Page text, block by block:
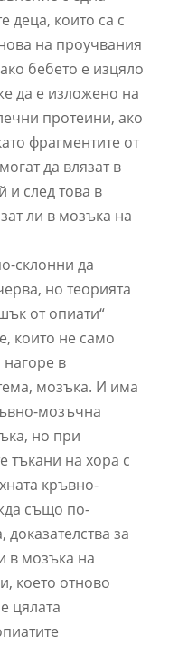
деца, които са с
на проучвания
бебето е изцяло
да е изложено на
протеини, ако
фрагментите от
да влязат в
и след това в
ли в мозъка на
склонни да
но теорията
от опиати“
които не само
в
мозъка. И има
мозъчна
но при
тъкани на хора с
кръвно-
също по-
за
в мозъка на
което отново
цялата